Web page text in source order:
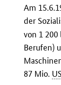
Am
der
von 1
Berufen)
87 Mio.